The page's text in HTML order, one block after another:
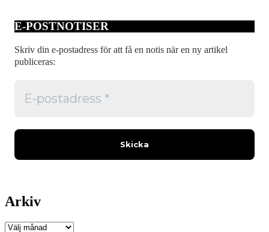
E-POSTNOTISER
Skriv din e-postadress för att få en notis när en ny artikel
publiceras:
Arkiv
Arkiv